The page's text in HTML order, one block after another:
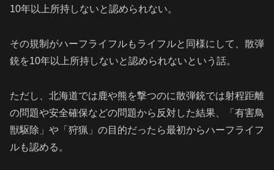
10年以上所持しないと認められない。
その規制がハーフライフルもライフルと同様にして、散弾
銃を10年以上所持しないと認められないという話。
ただし、北海道では鹿や熊を撃つのに散弾銃では射程距離
の問題や安全確保などの問題から反対した結果、「有害鳥
獣駆除」や「狩猟」の目的だったら最初からハーフライフ
ルも認める。